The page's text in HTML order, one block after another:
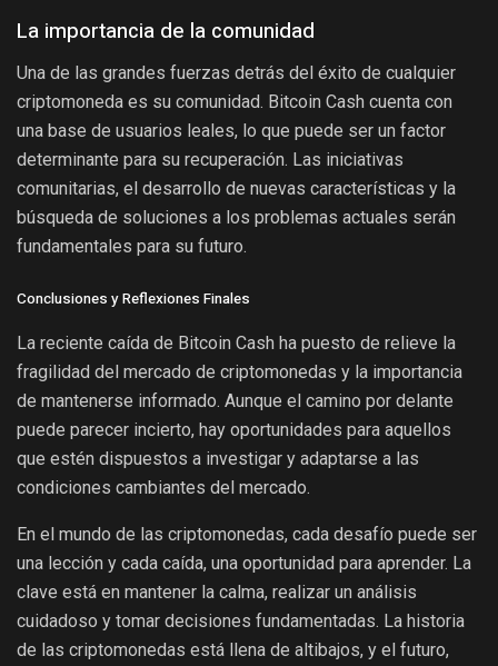
La importancia de la comunidad
Una de las grandes fuerzas detrás del éxito de cualquier
criptomoneda es su comunidad. Bitcoin Cash cuenta con
una base de usuarios leales, lo que puede ser un factor
determinante para su recuperación. Las iniciativas
comunitarias, el desarrollo de nuevas características y la
búsqueda de soluciones a los problemas actuales serán
fundamentales para su futuro.
Conclusiones y Reflexiones Finales
La reciente caída de Bitcoin Cash ha puesto de relieve la
fragilidad del mercado de criptomonedas y la importancia
de mantenerse informado. Aunque el camino por delante
puede parecer incierto, hay oportunidades para aquellos
que estén dispuestos a investigar y adaptarse a las
condiciones cambiantes del mercado.
En el mundo de las criptomonedas, cada desafío puede ser
una lección y cada caída, una oportunidad para aprender. La
clave está en mantener la calma, realizar un análisis
cuidadoso y tomar decisiones fundamentadas. La historia
de las criptomonedas está llena de altibajos, y el futuro,